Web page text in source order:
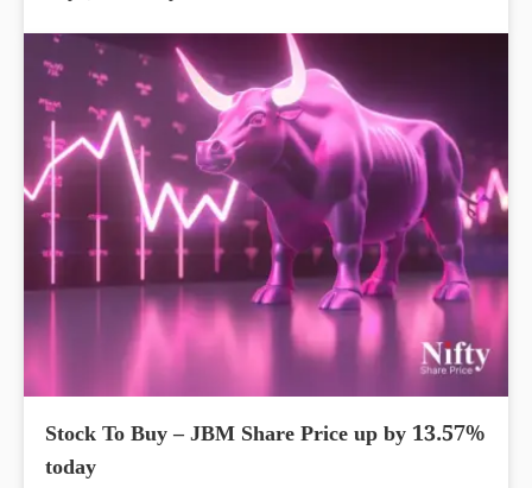
Stock To Buy – JBM Share Price up by 13.57%
today